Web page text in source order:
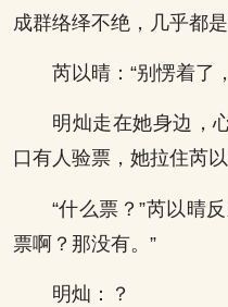
成群络绎不绝，几乎都
芮以晴：“别愣着了
明灿走在她身边，
口有人验票，她拉住芮
“什么票？”芮以晴
票啊？那没有。”
明灿：？